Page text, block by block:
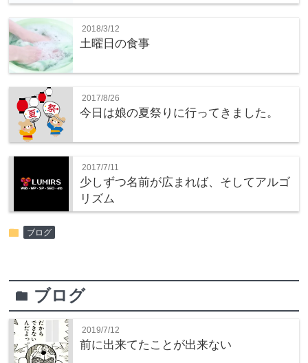
2018/3/12
土曜日の食事
2017/8/26
今日は娘の夏祭りに行ってきました。
2017/7/11
少しずつ名前が広まれば、そしてアルゴ
リズム
folder ブログ
folder ブログ
2019/7/12
前に出来てたことが出来ない